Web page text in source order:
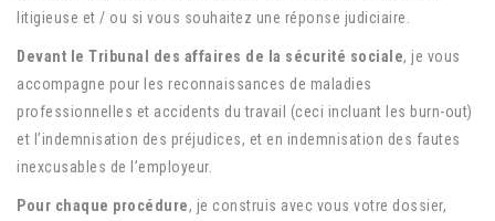
litigieuse et / ou si vous souhaitez une réponse judiciaire.
Devant le Tribunal des affaires de la sécurité sociale, je vous
accompagne pour les reconnaissances de maladies
professionnelles et accidents du travail (ceci incluant les burn-out)
et l’indemnisation des préjudices, et en indemnisation des fautes
inexcusables de l’employeur.
Pour chaque procédure, je construis avec vous votre dossier,